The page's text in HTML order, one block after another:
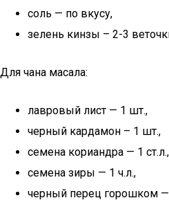
соль — по вкусу,
зелень кинзы – 2-3
Для чана масала:
лавровый лист — 1 шт.,
черный кардамон – 1 шт.,
семена кориандра — 1 ст.л.,
семена зиры — 1 ч.л.,
черный перец горошком